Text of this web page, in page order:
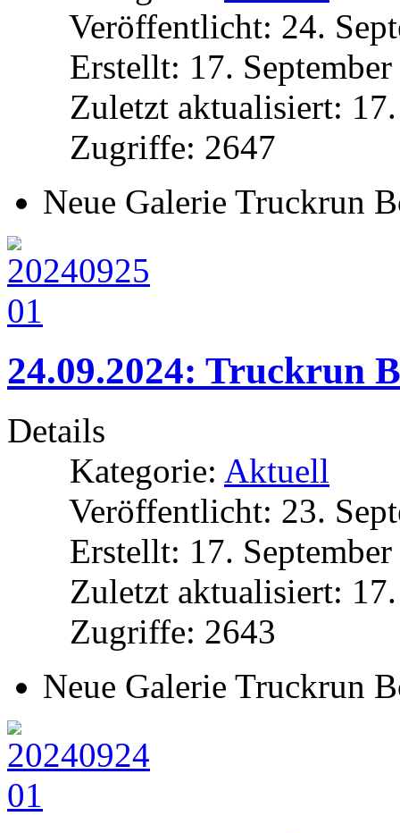
Veröffentlicht: 24.
Erstellt: 17.
Zuletzt aktualisiert:
Zugriffe: 2647
Neue Galerie Truckrun
24.09.2024: Truckrun
Details
Kategorie: Aktuell
Veröffentlicht: 23.
Erstellt: 17.
Zuletzt aktualisiert:
Zugriffe: 2643
Neue Galerie Truckrun